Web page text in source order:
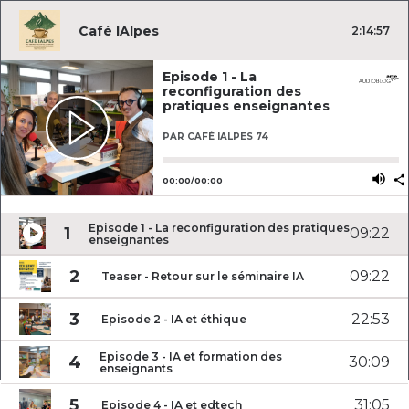
Café IAlpes 2:14:57
Episode 1 - La
reconfiguration des
pratiques enseignantes
PAR CAFÉ IALPES 74
Utilisez les flèches gauche ou
00:00/00:00
1
Episode 1 - La reconfiguration des pratiques
enseignantes
09:22
2 Teaser - Retour sur le séminaire IA 09:22
3 Episode 2 - IA et éthique 22:53
4
Episode 3 - IA et formation des
enseignants
30:09
5 Episode 4 - IA et edtech 31:05